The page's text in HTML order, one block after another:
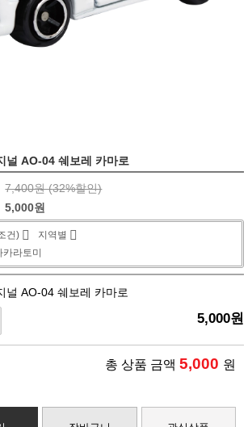
널 AO-04 쉐보레 카마로
7,400원 (32%할인)
5,000원
건)
지역별
카라토미
널 AO-04 쉐보레 카마로
5,000원
총 상품 금액 5,000 원